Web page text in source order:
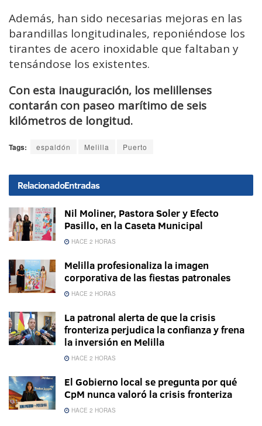
Además, han sido necesarias mejoras en las
barandillas longitudinales, reponiéndose los
tirantes de acero inoxidable que faltaban y
tensándose los existentes.
Con esta inauguración, los melillenses
contarán con paseo marítimo de seis
kilómetros de longitud.
Tags: espaldón Melilla Puerto
RelacionadoEntradas
Nil Moliner, Pastora Soler y Efecto
Pasillo, en la Caseta Municipal
HACE 2 HORAS
Melilla profesionaliza la imagen
corporativa de las fiestas patronales
HACE 2 HORAS
La patronal alerta de que la crisis
fronteriza perjudica la confianza y frena
la inversión en Melilla
HACE 2 HORAS
El Gobierno local se pregunta por qué
CpM nunca valoró la crisis fronteriza
HACE 2 HORAS